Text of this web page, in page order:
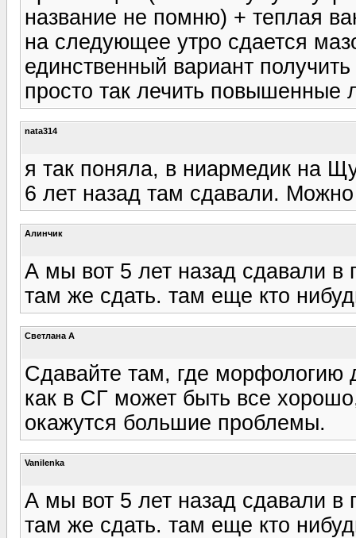
название не помню) + теплая
на следующее утро сдается
единственный вариант
просто так лечить повышенные
nata314
я так поняла, в ниармедик на
6 лет назад там сдавали.
Алинчик
А мы вот 5 лет назад сдавали в
там же сдать. там еще кто
Светлана А
Сдавайте там, где морфологию
как в СГ может быть все
окажутся большие проблемы.
Vanilenka
А мы вот 5 лет назад сдавали в
там же сдать. там еще кто